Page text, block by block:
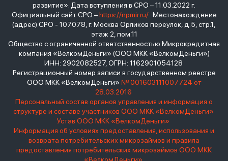
развитие». Дата вступления в СРО – 11.03.2022 г.
Официальный сайт СРО –https://npmir.ru/. Местонахождение
(адрес) СРО - 107078, г. Москва Орликов переулок, д.5, стр.1,
этаж 2, пом.11
Общество с ограниченной ответственностью Микрокредитная
компания «ВелкомДеньги» (ООО МКК «ВелкомДеньги»)
ИНН: 2902082527, ОГРН: 1162901054128
Регистрационный номер записи в государственном реестре
ООО МКК «ВелкомДеньги» № 001603111007724 от
28.03.2016
Персональный состав органов управления и информация о
структуре и составе участников ООО МКК «ВелкомДеньги»
Устав ООО МКК «ВелкомДеньги»
Информация об условиях предоставления, использования и
возврата потребительских микрозаймов и правила
предоставления потребительских микрозаймов ООО МКК